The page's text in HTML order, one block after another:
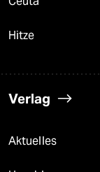
Hitze
Verlag
Aktuelles